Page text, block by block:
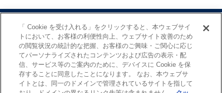
お問い合わせ
クッキーの設定
「 Cookie を受け入れる」をクリックすると、本ウェブサイ
トにおいて、お客様の利便性向上、ウェブサイト改善のため
の閲覧状況の統計的な把握、お客様のご興味・ご関心に応じ
てパーソナライズされたコンテンツおよび広告の表示・配
信、サービス等のご案内のために、デバイスに Cookie を保
存することに同意したことになります。 なお、本ウェブサ
イトとは、同一のドメインで管理されているサイトを指して